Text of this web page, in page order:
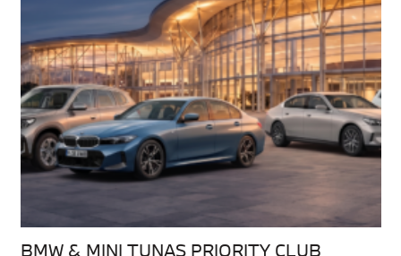
BMW & MINI TUNAS PRIORITY CLUB